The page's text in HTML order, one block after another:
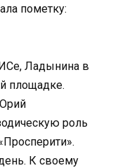
пометку:
Ладынина в
площадке.
роль
К своему